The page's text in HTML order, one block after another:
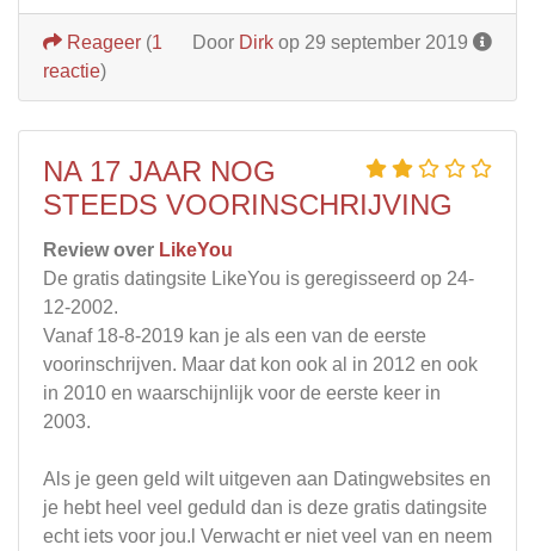
Door Dirk op 29 september 2019
Reageer (1
reactie)
NA 17 JAAR NOG
STEEDS VOORINSCHRIJVING
Review over LikeYou
De gratis datingsite LikeYou is geregisseerd op 24-
12-2002.
Vanaf 18-8-2019 kan je als een van de eerste
voorinschrijven. Maar dat kon ook al in 2012 en ook
in 2010 en waarschijnlijk voor de eerste keer in
2003.
Als je geen geld wilt uitgeven aan Datingwebsites en
je hebt heel veel geduld dan is deze gratis datingsite
echt iets voor jou.l Verwacht er niet veel van en neem